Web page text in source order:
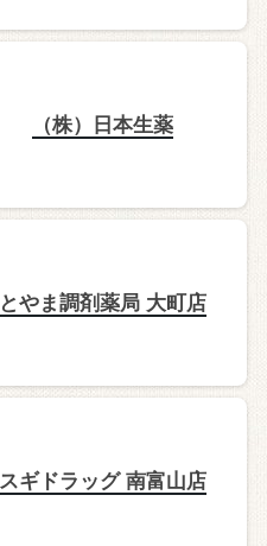
（株）日本生薬
とやま調剤薬局 大町店
スギドラッグ 南富山店